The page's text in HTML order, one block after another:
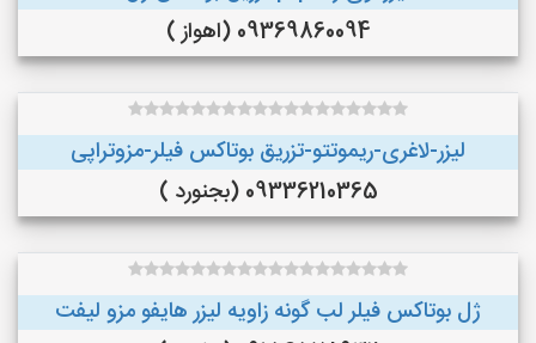
09369860094 (اهواز )
لیزر-لاغری-ریموتتو-تزریق بوتاکس فیلر-مزوتراپی
09336210365 (بجنورد )
ژل بوتاکس فیلر لب گونه زاویه لیزر هایفو مزو لیفت